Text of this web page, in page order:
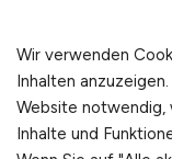
Wir verwenden
Inhalten
Website notwendig,
Inhalte und